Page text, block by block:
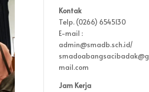
Kontak
Telp. (0266) 6545130
E-mail :
admin@smadb.sch.id/
smadoabangsacibadak@g
mail.com
Jam Kerja